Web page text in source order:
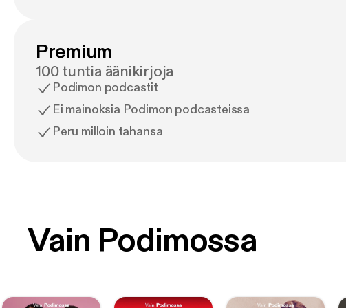
Premium
100 tuntia äänikirjoja
Podimon podcastit
Ei mainoksia Podimon podcasteissa
Peru milloin tahansa
Vain Podimossa